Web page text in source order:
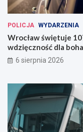
ł
w
i
u
POLICJA WYDARZENIA
Wrocław świętuje
wdzięczność dla
6 sierpnia 2026